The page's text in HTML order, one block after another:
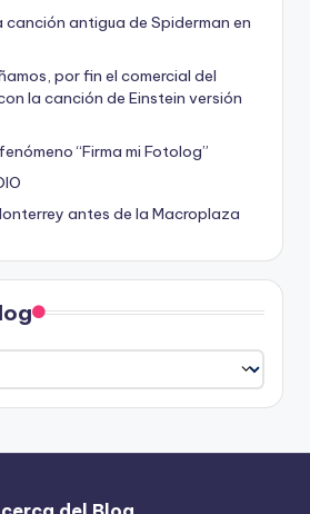
canción antigua de Spiderman en
por fin el comercial del
la canción de Einstein versión
“Firma mi Fotolog”
antes de la Macroplaza